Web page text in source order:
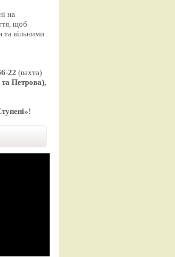
на
щоб
та вільними
22 (вахта)
Петрова),